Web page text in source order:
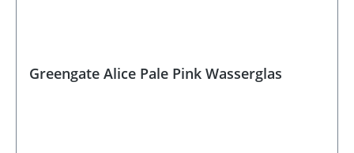
Greengate Alice Pale Pink Wasserglas